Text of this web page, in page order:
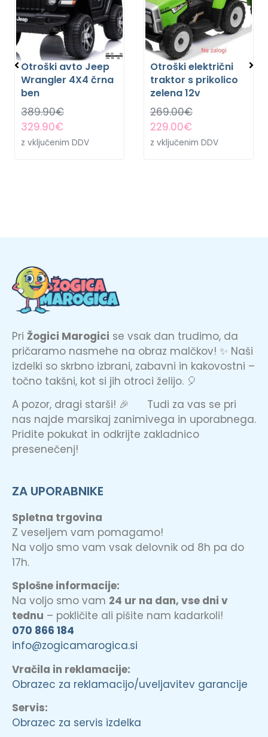
Otroški avto Jeep
Wrangler 4X4 črna
ben
389.90€
329.90€
z vključenim DDV
Otroški električni
traktor s prikolico
zelena 12v
269.00€
229.00€
z vključenim DDV
Pri Žogici Marogici se vsak dan trudimo, da
pričaramo nasmehe na obraz malčkov! ✨ Naši
izdelki so skrbno izbrani, zabavni in kakovostni –
točno takšni, kot si jih otroci želijo. 🎈
A pozor, dragi starši! 🎉 Tudi za vas se pri
nas najde marsikaj zanimivega in uporabnega.
Pridite pokukat in odkrijte zakladnico
presenečenj!
ZA UPORABNIKE
Spletna trgovina
Z veseljem vam pomagamo!
Na voljo smo vam vsak delovnik od 8h pa do
17h.
Splošne informacije:
Na voljo smo vam 24 ur na dan, vse dni v
tednu – pokličite ali pišite nam kadarkoli!
070 866 184
info@zogicamarogica.si
Vračila in reklamacije:
Obrazec za reklamacijo/uveljavitev garancije
Servis:
Obrazec za servis izdelka